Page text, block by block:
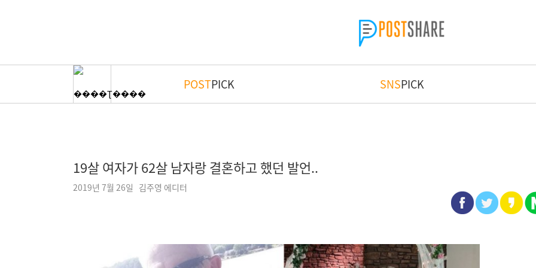
POSTPICK SNSPICK
19살 여자가 62살 남자랑 결혼하고 했던 발언..
2019년 7월 26일 김주영 에디터